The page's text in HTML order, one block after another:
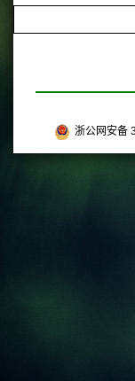
浙公网安备